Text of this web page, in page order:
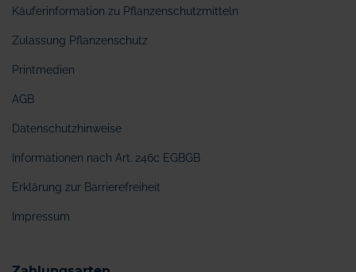
Käuferinformation zu Pflanzenschutzmitteln
Zulassung Pflanzenschutz
Printmedien
AGB
Datenschutzhinweise
Informationen nach Art. 246c EGBGB
Erklärung zur Barrierefreiheit
Impressum